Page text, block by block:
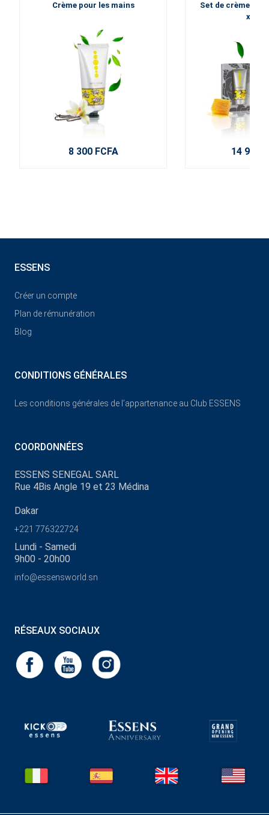
Crème pour les mains
8 300 FCFA
Set de crèmes
x 30
14 900
ESSENS
Créer un compte
Plan de rémunération
Blog
CONDITIONS GÉNÉRALES
Les conditions générales de l’appartenance au Club ESSENS
COORDONNÉES
ESSENS SENEGAL SARL
Rue 4Bis Angle 19 et 23 Médina
Dakar
+221 776322724
Lundi - Samedi
9h00 - 20h00
info@essensworld.sn
RÉSEAUX SOCIAUX